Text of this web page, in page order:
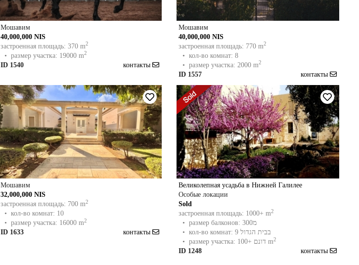
Мошавим
40,000,000 NIS
застроенная площадь: 370 m2
• размер участка: 19000 m2
ID 1540 контакты
Мошавим
40,000,000 NIS
застроенная площадь: 770 m2
• кол-во комнат: 8
• размер участка: 2000 m2
ID 1557 контакты
Мошавим
32,000,000 NIS
застроенная площадь: 700 m2
• кол-во комнат: 10
• размер участка: 16000 m2
ID 1633 контакты
Великолепная усадьба в Нижней Галилее
Особые локации
Sold
застроенная площадь: 1000+ m2
• размер балконов: 300מ
• кол-во комнат: 9 בבית הגדול
• размер участка: 100+ דונם m2
ID 1248 контакты